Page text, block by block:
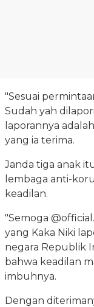
"Sesuai
Sudah yah
laporannya
yang ia terima.
Janda tiga anak
lembaga anti-
keadilan.
"Semoga
yang Kaka Niki
negara Republik
bahwa keadilan
imbuhnya.
Dengan